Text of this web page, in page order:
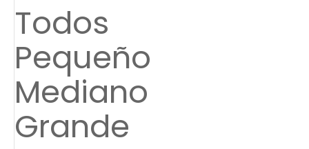
Todos
Pequeño
Mediano
Grande